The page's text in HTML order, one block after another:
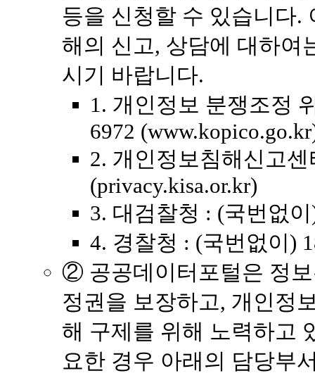
등을 신청할 수 있습니다.
해의 신고, 상담에 대하여
시기 바랍니다.
1. 개인정보 분쟁조정
6972
2. 개인정보침해신고
(privacy.kisa.or.kr)
3. 대검찰청 : (국번없
4. 경찰청 : (국번없이)
② 공공데이터포털은 정
정권을 보장하고, 개인정
해 구제를 위해 노력하고
요한 경우 아래의 담당부